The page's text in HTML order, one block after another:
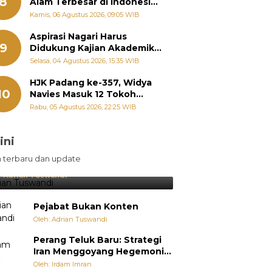
Groundbreaking September
Kamis, 06 Agustus 2026, 09:05 WIB
9
Aspirasi Nagari Harus
Didukung Kajian Akademik,
Zigo Rolanda: Agar Mudah
Kementerian
Selasa, 04 Agustus 2026, 15:35 WIB
HJK Padang ke-357, Widya
Navies Masuk 12 Tokoh
Masyarakat Penerima
Rabu, 05 Agustus 2026, 22:25 WIB
terbaru dan update
Lebih Diunggulkan, tetapi
Selalu Punya Cara Membuat
Adrian Tuswandi
Pejabat Bukan Konten
Oleh: Adrian Tuswandi
Perang Teluk Baru: Strategi
Iran Menggoyang Hegemoni
AS dari Dalam
Oleh: Irdam Imran